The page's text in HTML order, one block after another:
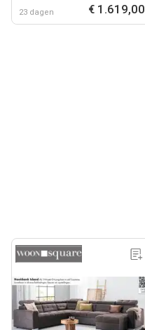
23 dagen € 1.619,00